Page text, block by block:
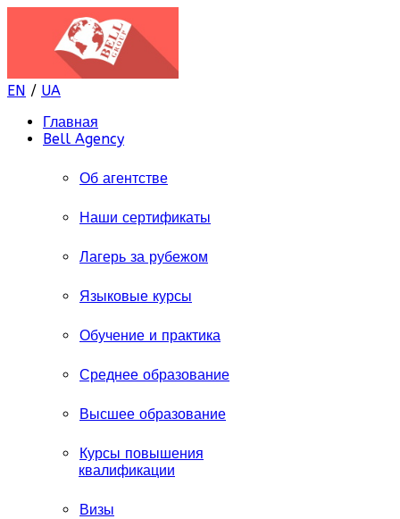
EN / UA
Главная
Bell Agency
Об агентстве
Наши сертификаты
Лагерь за рубежом
Языковые курсы
Обучение и практика
Среднее образование
Высшее образование
Курсы повышения
квалификации
Визы